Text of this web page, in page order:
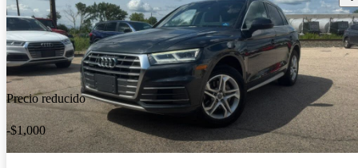
Precio reducido
-$1,000